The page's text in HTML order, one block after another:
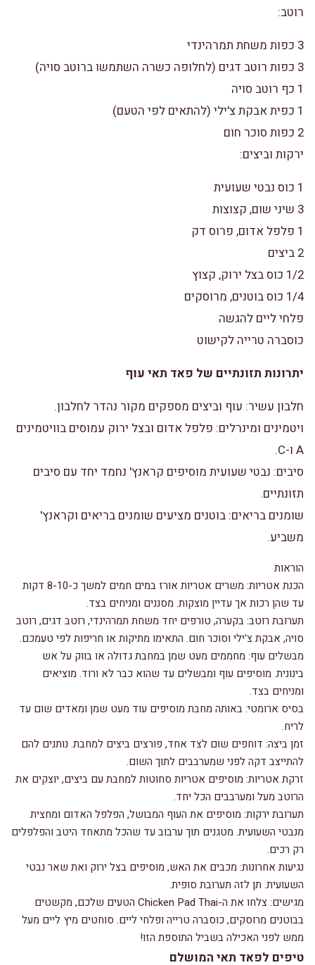
רוטב:
3 כפות משחת תמרהינדי
3 כפות רוטב דגים (לחלופה כשרה השתמשו ברוטב סויה)
1 כף רוטב סויה
1 כפית אבקת צ'ילי (להתאים לפי הטעם)
2 כפות סוכר חום
ירקות וביצים:
1 כוס נבטי שעועית
3 שיני שום, קצוצות
1 פלפל אדום, פרוס דק
2 ביצים
1/2 כוס בצל ירוק, קצוץ
1/4 כוס בוטנים, מרוסקים
פלחי ליים להגשה
כוסברה טרייה לקישוט
יתרונות תזונתיים של פאד תאי עוף
חלבון עשיר: עוף וביצים מספקים מקור נהדר לחלבון.
ויטמינים ומינרלים: פלפל אדום ובצל ירוק עמוסים בוויטמינים
A ו-C.
סיבים: נבטי שעועית מוסיפים קראנץ' נחמד יחד עם סיבים
תזונתיים.
שומנים בריאים: בוטנים מציעים שומנים בריאים וקראנץ'
משביע.
הוראות
הכנת אטריות: משרים אטריות אורז במים חמים למשך כ-8-10 דקות
עד שהן רכות אך עדיין מוצקות. מסננים ומניחים בצד.
תערובת רוטב: בקערה, טורפים יחד משחת תמרהינדי, רוטב דגים, רוטב
סויה, אבקת צ'ילי וסוכר חום. התאימו מתיקות או חריפות לפי טעמכם.
מבשלים עוף: מחממים מעט שמן במחבת גדולה או בווק על אש
בינונית. מוסיפים עוף ומבשלים עד שהוא כבר לא ורוד. מוציאים
ומניחים בצד.
בסיס ארומטי: באותה מחבת מוסיפים עוד מעט שמן ומאדים שום עד
לריח.
זמן ביצה: דוחפים שום לצד אחד, פורצים ביצים למחבת. נותנים להם
להתייצב דקה לפני שמערבבים לתוך השום.
זרקת אטריות: מוסיפים אטריות סחוטות למחבת עם ביצים, יוצקים את
הרוטב מעל ומערבבים הכל יחד.
תערובת ירקות: מוסיפים את העוף המבושל, הפלפל האדום ומחצית
מנבטי השעועית. מטגנים תוך ערבוב עד שהכל מתאחד היטב והפלפלים
רק רכים.
נגיעות אחרונות: מכבים את האש, מוסיפים בצל ירוק ואת שאר נבטי
השעועית. תן לזה תערובת סופית.
מגישים: צלחו את ה-Chicken Pad Thai הטעים שלכם, מקשטים
בבוטנים מרוסקים, כוסברה טרייה ופלחי ליים. סוחטים מיץ ליים מעל
ממש לפני האכילה בשביל התוספת הזו!
טיפים לפאד תאי המושלם